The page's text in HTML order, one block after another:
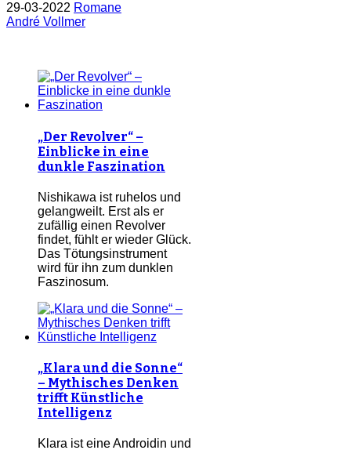
29-03-2022 Romane
André Vollmer
„Der Revolver“ –
Einblicke in eine
dunkle Faszination
Nishikawa ist ruhelos und
gelangweilt. Erst als er
zufällig einen Revolver
findet, fühlt er wieder Glück.
Das Tötungsinstrument
wird für ihn zum dunklen
Faszinosum.
„Klara und die Sonne“
– Mythisches Denken
trifft Künstliche
Intelligenz
Klara ist eine Androidin und